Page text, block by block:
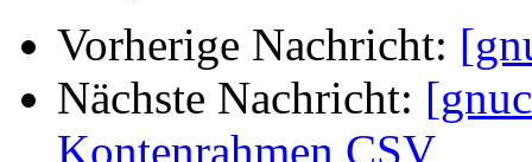
Vorherige Nachricht:
Nächste Nachricht:
Kontenrahmen CSV